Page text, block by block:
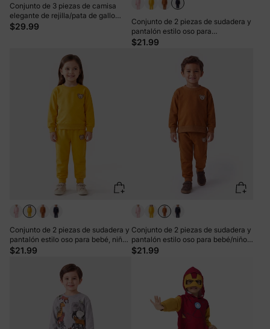
Conjunto de 3 piezas de camisa
elegante de rejilla/pata de gallo
para bebé niño, manga larga,
$29.99
Conjunto de 2 piezas de sudadera y
pantalón estilo oso para
bebé/niña/niño, color azul oscuro
$21.99
Conjunto de 2 piezas de sudadera y
pantalón estilo oso para bebé, niña
o niño, color amarillo
$21.99
Conjunto de 2 piezas de sudadera y
pantalón estilo oso para bebé/niño
pequeño, color marrón
$21.99